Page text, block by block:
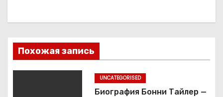
з
а
Похожая запись
UNCATEGORISED
Биография Бонни Тайлер —